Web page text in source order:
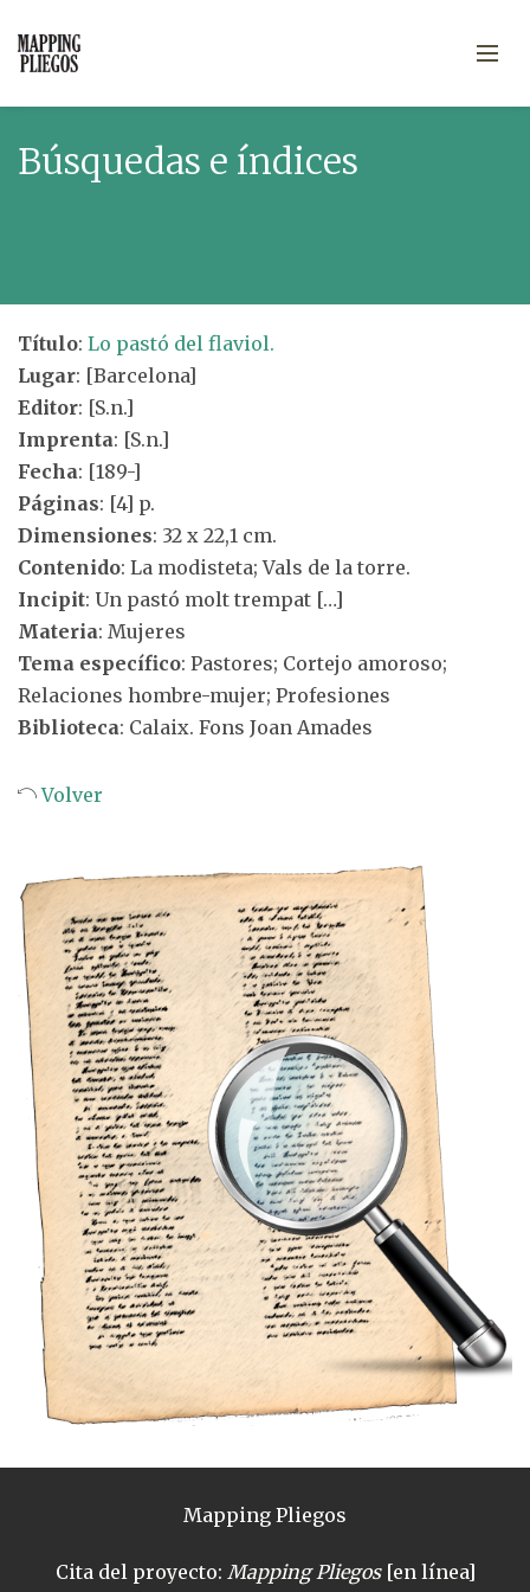
Búsquedas e índices
Título: Lo pastó del flaviol.
Lugar: [Barcelona]
Editor: [S.n.]
Imprenta: [S.n.]
Fecha: [189-]
Páginas: [4] p.
Dimensiones: 32 x 22,1 cm.
Contenido: La modisteta; Vals de la torre.
Incipit: Un pastó molt trempat […]
Materia: Mujeres
Tema específico: Pastores; Cortejo amoroso;
Relaciones hombre-mujer; Profesiones
Biblioteca: Calaix. Fons Joan Amades
Volver
Mapping Pliegos
Cita del proyecto: Mapping Pliegos[en línea]